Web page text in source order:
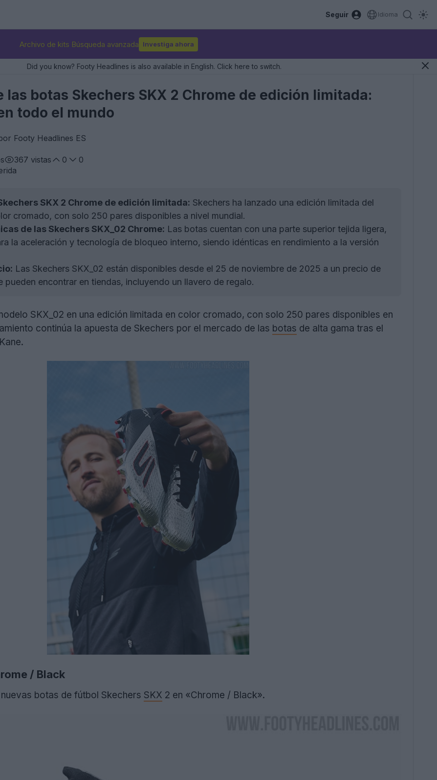
Seguir Idioma
Archivo de kits Búsqueda avanzada Investiga ahora
Did you know? Footy Headlines is also available in English. Click here to switch.
las botas Skechers SKX 2 Chrome de edición limitada:
todo el mundo
Footy Headlines ES
367 vistas 0
0
SKX 2 Chrome de edición limitada: Skechers ha lanzado una edición limitada del
cromado, con solo 250 pares disponibles a nivel mundial.
de las Skechers SKX_02 Chrome: Las botas cuentan con una parte superior tejida ligera,
la aceleración y tecnología de bloqueo interno, siendo idénticas en rendimiento a la versión
Las Skechers SKX_02 están disponibles desde el 25 de noviembre de 2025 a un precio de
pueden encontrar en tiendas, incluyendo un llavero de regalo.
SKX_02 en una edición limitada en color cromado, con solo 250 pares disponibles en
continúa la apuesta de Skechers por el mercado de las botas de alta gama tras el
/ Black
botas de fútbol Skechers SKX 2 en «Chrome / Black».